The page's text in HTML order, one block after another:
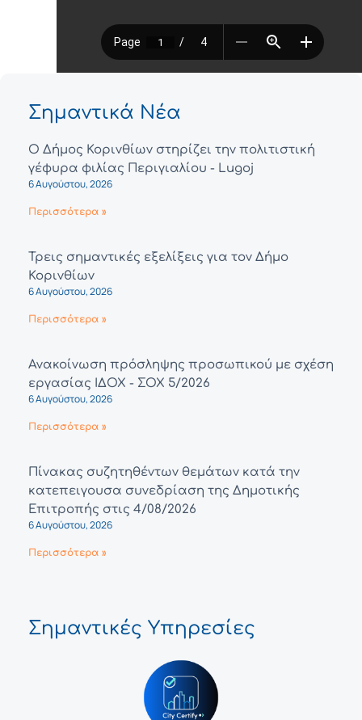
Σημαντικά Νέα
Ο Δήμος Κορινθίων στηρίζει την πολιτιστική
γέφυρα φιλίας Περιγιαλίου - Lugoj
6 Αυγούστου, 2026
Περισσότερα »
Τρεις σημαντικές εξελίξεις για τον Δήμο
Κορινθίων
6 Αυγούστου, 2026
Περισσότερα »
Ανακοίνωση πρόσληψης προσωπικού με σχέση
εργασίας ΙΔΟΧ - ΣΟΧ 5/2026
6 Αυγούστου, 2026
Περισσότερα »
Πίνακας συζητηθέντων θεμάτων κατά την
κατεπειγουσα συνεδρίαση της Δημοτικής
Επιτροπής στις 4/08/2026
6 Αυγούστου, 2026
Περισσότερα »
Σημαντικές Υπηρεσίες